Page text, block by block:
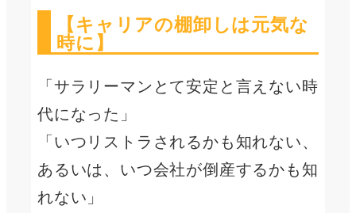
【キャリアの棚卸しは元気な
時に】
「サラリーマンとて安定と言えない時
代になった」
「いつリストラされるかも知れない、
あるいは、いつ会社が倒産するかも知
れない」